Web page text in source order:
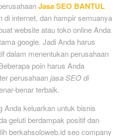
Jasa SEO BANTUL
di internet, dan hampir semuanya
website atau toko online Anda
google. Jadi Anda harus
dalam menentukan perusahaan
poin harus Anda
perusahaanjasa SEO di
benar terbaik.
Anda keluarkan untuk bisnis
geluti berdampak positif dan
berkahsoloweb.id seo company